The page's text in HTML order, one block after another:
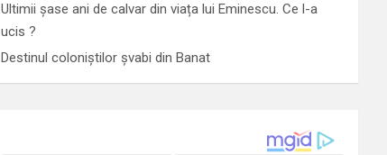
Ultimii șase ani de calvar din viața lui Eminescu. Ce l-a
ucis ?
Destinul coloniștilor șvabi din Banat